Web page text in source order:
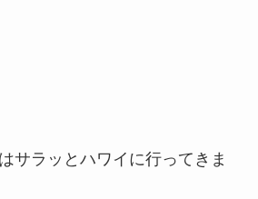
サラッとハワイに行ってきま